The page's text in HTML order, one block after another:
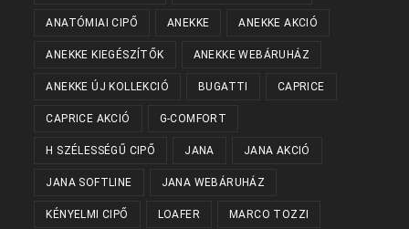
ANATÓMIAI CIPŐ ANEKKE ANEKKE AKCIÓ
ANEKKE KIEGÉSZÍTŐK ANEKKE WEBÁRUHÁZ
ANEKKE ÚJ KOLLEKCIÓ BUGATTI CAPRICE
CAPRICE AKCIÓ G-COMFORT
H SZÉLESSÉGŰ CIPŐ JANA JANA AKCIÓ
JANA SOFTLINE JANA WEBÁRUHÁZ
KÉNYELMI CIPŐ LOAFER MARCO TOZZI